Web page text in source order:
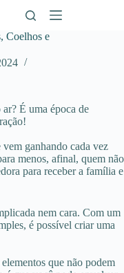
Coelhos e
É uma época de
vem ganhando cada vez
menos, afinal, quem não
para receber a família e
nem cara. Com um
é possível criar uma
que não podem